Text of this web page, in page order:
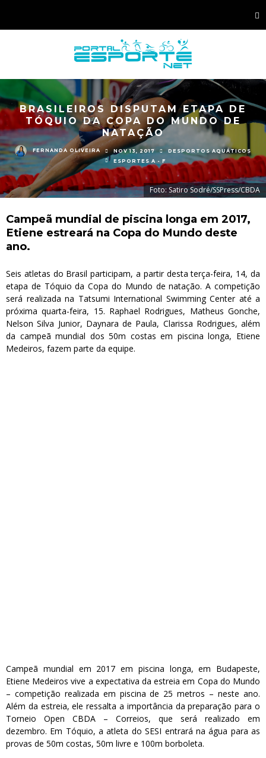
BRASILEIROS DISPUTAM ETAPA DE
TÓQUIO DA COPA DO MUNDO DE
NATAÇÃO
FERNANDA OLIVEIRA NOV 13, 2017
DESPORTOS AQUÁTICOS
ESPORTES A - F
Foto: Satiro Sodré/SSPress/CBDA
Campeã mundial de piscina longa em 2017,
Etiene estreará na Copa do Mundo deste
ano.
Seis atletas do Brasil participam, a partir desta terça-feira, 14, da
etapa de Tóquio da Copa do Mundo de natação. A competição
será realizada na Tatsumi International Swimming Center até a
próxima quarta-feira, 15. Raphael Rodrigues, Matheus Gonche,
Nelson Silva Junior, Daynara de Paula, Clarissa Rodrigues, além
da campeã mundial dos 50m costas em piscina longa, Etiene
Medeiros, fazem parte da equipe.
Campeã mundial em 2017 em piscina longa, em Budapeste,
Etiene Medeiros vive a expectativa da estreia em Copa do Mundo
– competição realizada em piscina de 25 metros – neste ano.
Além da estreia, ele ressalta a importância da preparação para o
Torneio Open CBDA – Correios, que será realizado em
dezembro. Em Tóquio, a atleta do SESI entrará na água para as
provas de 50m costas, 50m livre e 100m borboleta.